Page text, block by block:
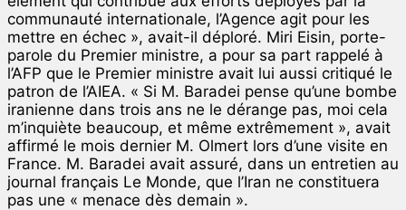
communauté internationale, l’Agence agit pour les
mettre en échec », avait-il déploré. Miri Eisin, porte-
parole du Premier ministre, a pour sa part rappelé à
l’AFP que le Premier ministre avait lui aussi critiqué le
patron de l’AIEA. « Si M. Baradei pense qu’une bombe
iranienne dans trois ans ne le dérange pas, moi cela
m’inquiète beaucoup, et même extrêmement », avait
affirmé le mois dernier M. Olmert lors d’une visite en
France. M. Baradei avait assuré, dans un entretien au
journal français Le Monde, que l’Iran ne constituera
pas une « menace dès demain ».